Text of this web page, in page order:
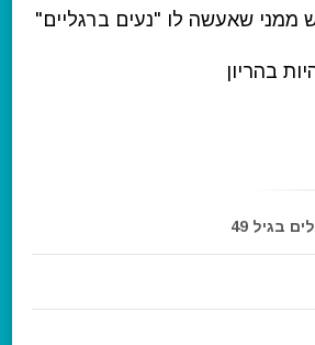
ממני שאעשה לו "נעים ברגליים"
בהריון
בגיל 49